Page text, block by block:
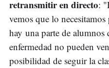
retransmitir en directo:
vemos que lo
hay una parte de
enfermedad no pueden
posibilidad de seguir la